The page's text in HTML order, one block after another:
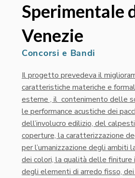
Sperimentale
Venezie
Concorsi e Bandi
Il progetto prevedeva il
caratteristiche materiche e
esterne , il contenimento delle
le performance acustiche dei
dell’involucro edilizio, del
coperture, la caratterizzazione
per l’umanizzazione degli ambiti
dei colori, la qualità delle finiture
degli elementi di arredo fisso,